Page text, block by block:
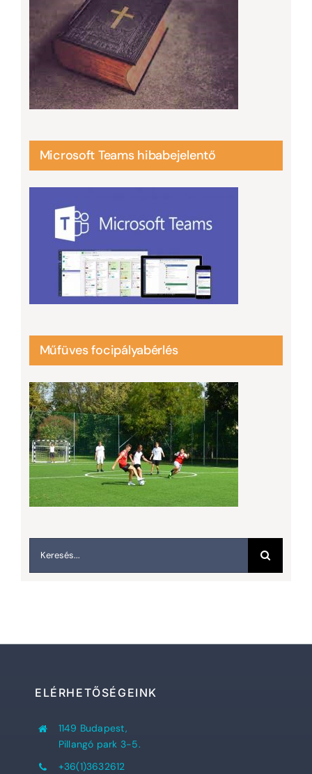
Microsoft Teams hibabejelentő
Műfüves focipályabérlés
ELÉRHETŐSÉGEINK
1149 Budapest,
Pillangó park 3-5.
+36(1)3632612